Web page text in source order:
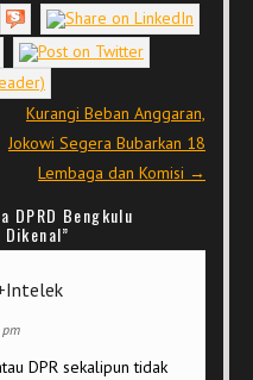
Kurangi Beban Anggaran,
Jokowi Segera Bubarkan 18
Lembaga dan Komisi →
DPRD Bengkulu
”
pm
DPR sekalipun tidak